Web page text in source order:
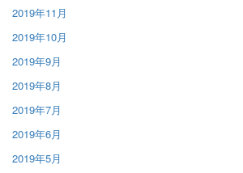
2019年11月
2019年10月
2019年9月
2019年8月
2019年7月
2019年6月
2019年5月